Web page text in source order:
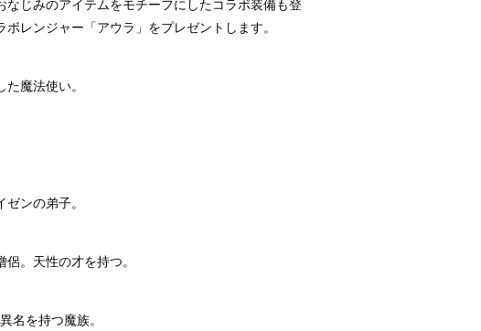
じみのアイテムをモチーフにしたコラボ装備も登
レンジャー「アウラ」をプレゼントします。
魔法使い。
ンの弟子。
。天性の才を持つ。
名を持つ魔族。